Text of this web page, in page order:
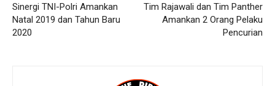
Sinergi TNI-Polri Amankan
Natal 2019 dan Tahun Baru
2020
Tim Rajawali dan Tim Panther
Amankan 2 Orang Pelaku
Pencurian